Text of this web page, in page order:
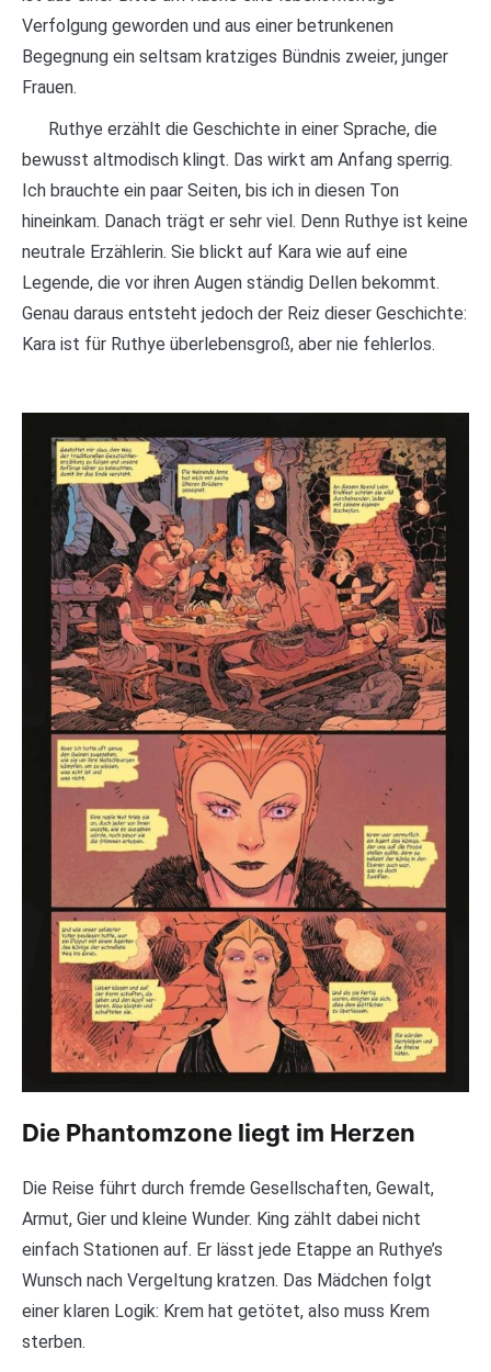
Verfolgung geworden und aus einer betrunkenen
Begegnung ein seltsam kratziges Bündnis zweier, junger
Frauen.
Ruthye erzählt die Geschichte in einer Sprache, die
bewusst altmodisch klingt. Das wirkt am Anfang sperrig.
Ich brauchte ein paar Seiten, bis ich in diesen Ton
hineinkam. Danach trägt er sehr viel. Denn Ruthye ist keine
neutrale Erzählerin. Sie blickt auf Kara wie auf eine
Legende, die vor ihren Augen ständig Dellen bekommt.
Genau daraus entsteht jedoch der Reiz dieser Geschichte:
Kara ist für Ruthye überlebensgroß, aber nie fehlerlos.
Die Phantomzone liegt im Herzen
Die Reise führt durch fremde Gesellschaften, Gewalt,
Armut, Gier und kleine Wunder. King zählt dabei nicht
einfach Stationen auf. Er lässt jede Etappe an Ruthye’s
Wunsch nach Vergeltung kratzen. Das Mädchen folgt
einer klaren Logik: Krem hat getötet, also muss Krem
sterben.